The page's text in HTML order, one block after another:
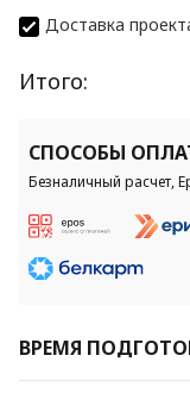
Доставка
Итого:
СПОСОБЫ
Безналичный расчет,
ВРЕМЯ